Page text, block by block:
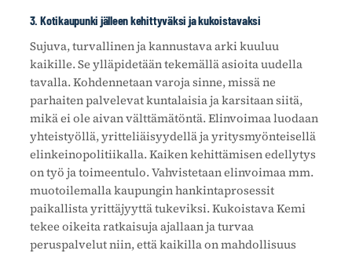
3. Kotikaupunki jälleen kehittyväksi ja kukoistavaksi
Sujuva, turvallinen ja kannustava arki kuuluu
kaikille. Se ylläpidetään tekemällä asioita uudella
tavalla. Kohdennetaan varoja sinne, missä ne
parhaiten palvelevat kuntalaisia ja karsitaan siitä,
mikä ei ole aivan välttämätöntä. Elinvoimaa luodaan
yhteistyöllä, yritteliäisyydellä ja yritysmyönteisellä
elinkeinopolitiikalla. Kaiken kehittämisen edellytys
on työ ja toimeentulo. Vahvistetaan elinvoimaa mm.
muotoilemalla kaupungin hankintaprosessit
paikallista yrittäjyyttä tukeviksi. Kukoistava Kemi
tekee oikeita ratkaisuja ajallaan ja turvaa
peruspalvelut niin, että kaikilla on mahdollisuus